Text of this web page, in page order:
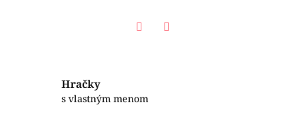
Hračky
s vlastným menom